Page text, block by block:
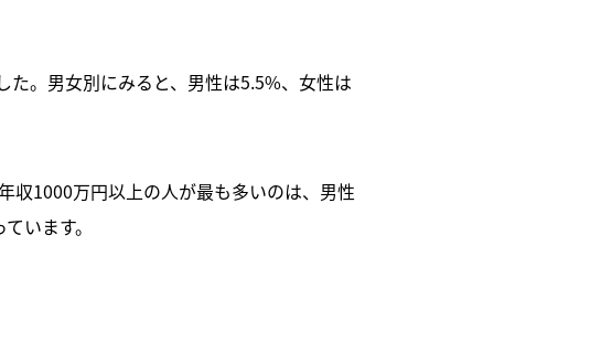
。男女別にみると、男性は5.5%、女性は
収1000万円以上の人が最も多いのは、男性
ています。